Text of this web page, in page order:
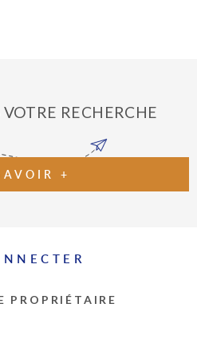
RECHERCHE
+
PROPRIÉTAIRE